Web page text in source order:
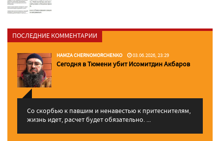
ПОСЛЕДНИЕ КОММЕНТАРИИ
HAMZA CHERNOMORCHENKO 03.06.2026, 23:29
Сегодня в Тюмени убит Исомитдин Акбаров
Со скорбью к павшим и ненавестью к притеснителям,
жизнь идет, расчет будет обязательно. ...